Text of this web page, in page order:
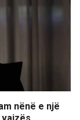
nënë e një